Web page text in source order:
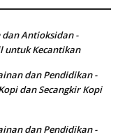
dan Antioksidan -
untuk Kecantikan
dan Pendidikan -
dan Secangkir Kopi
dan Pendidikan -